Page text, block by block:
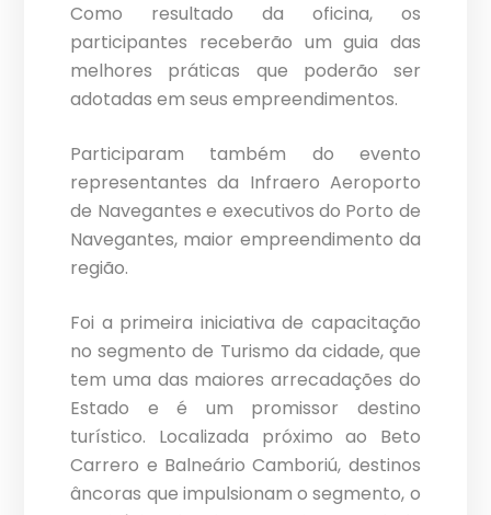
Como resultado da oficina, os
participantes receberão um guia das
melhores práticas que poderão ser
adotadas em seus empreendimentos.
Participaram também do evento
representantes da Infraero Aeroporto
de Navegantes e executivos do Porto de
Navegantes, maior empreendimento da
região.
Foi a primeira iniciativa de capacitação
no segmento de Turismo da cidade, que
tem uma das maiores arrecadações do
Estado e é um promissor destino
turístico. Localizada próximo ao Beto
Carrero e Balneário Camboriú, destinos
âncoras que impulsionam o segmento, o